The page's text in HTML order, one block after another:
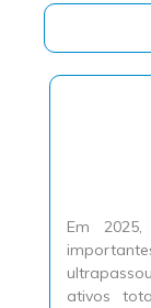
Em
ativos